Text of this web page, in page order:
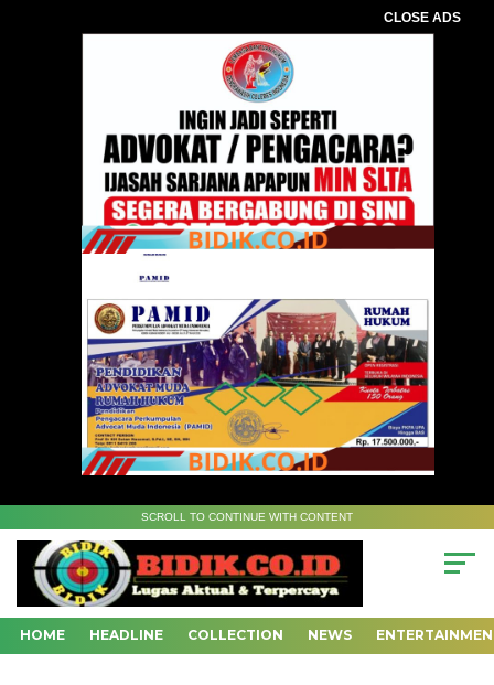
CLOSE ADS
SCROLL TO CONTINUE WITH CONTENT
HOME HEADLINE COLLECTION NEWS